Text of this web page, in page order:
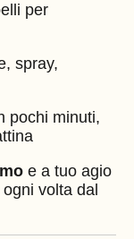
per
spray,
pochi minuti,
e a tuo agio
volta dal